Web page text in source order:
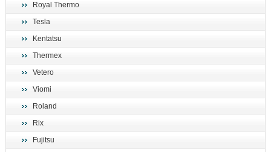
Royal Thermo
Tesla
Kentatsu
Thermex
Vetero
Viomi
Roland
Rix
Fujitsu